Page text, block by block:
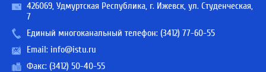
426069, Удмуртская Республика, г. Ижевск, ул. Студенческая,
7
Единый многоканальный телефон: (3412) 77-60-55
Email: info@istu.ru
Факс: (3412) 50-40-55